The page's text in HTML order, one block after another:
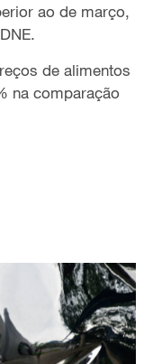
ao de março,
de alimentos
na comparação